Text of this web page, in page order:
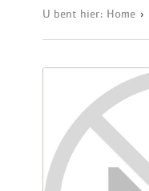
U bent hier: Home